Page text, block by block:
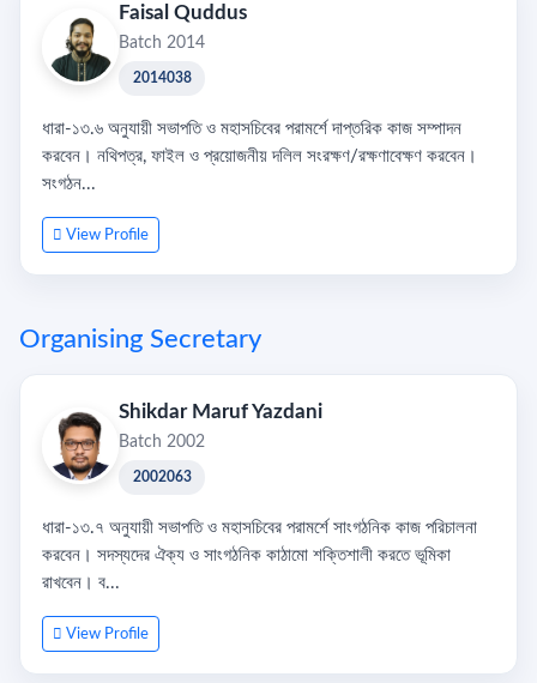
Faisal Quddus
Batch 2014
2014038
ধারা-১৩.৬ অনুযায়ী সভাপতি ও মহাসচিবের পরামর্শে দাপ্তরিক কাজ সম্পাদন
করবেন। নথিপত্র, ফাইল ও প্রয়োজনীয় দলিল সংরক্ষণ/রক্ষণাবেক্ষণ করবেন।
সংগঠন...
View Profile
Organising Secretary
Shikdar Maruf Yazdani
Batch 2002
2002063
ধারা-১৩.৭ অনুযায়ী সভাপতি ও মহাসচিবের পরামর্শে সাংগঠনিক কাজ পরিচালনা
করবেন। সদস্যদের ঐক্য ও সাংগঠনিক কাঠামো শক্তিশালী করতে ভূমিকা
রাখবেন। ব...
View Profile